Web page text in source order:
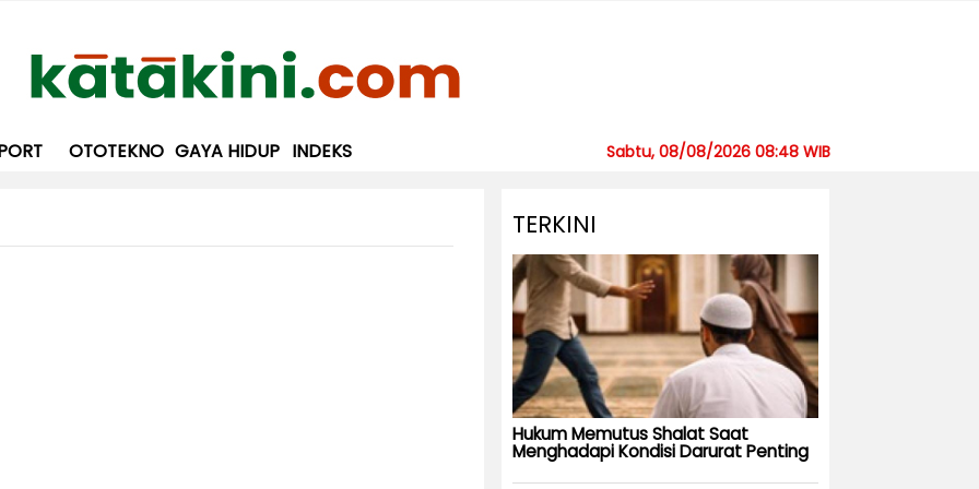
OTOTEKNO GAYA HIDUP INDEKS Sabtu, 08/08/2026 08:48 WIB
TERKINI
Hukum Memutus Shalat Saat
Menghadapi Kondisi Darurat Penting